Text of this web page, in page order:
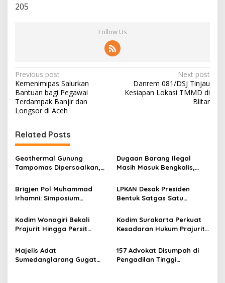
205
Follow Us
P
o
s
t
n
a
v
i
g
a
t
i
o
n
Previous post
Kemenimipas Salurkan
Bantuan bagi Pegawai
Terdampak Banjir dan
Longsor di Aceh
Next post
Danrem 081/DSJ Tinjau
Kesiapan Lokasi TMMD di
Blitar
Related Posts
Geothermal Gunung
Tampomas Dipersoalkan,
Sanggahan ke DLH Jawa
Barat
Dugaan Barang Ilegal
Masih Masuk Bengkalis,
Pengawasan Menguat
Brigjen Pol Muhammad
Irhamni: Simposium
Masukan Penting Perkuat
Penegakan Hukum
Lingkungan
LPKAN Desak Presiden
Bentuk Satgas Satu
Negara hingga Tambang
Ilegal
Kodim Wonogiri Bekali
Prajurit Hingga Persit
Ini Tujuannya
Kodim Surakarta Perkuat
Kesadaran Hukum Prajurit
Majelis Adat
Sumedanglarang Gugat
157 Advokat Disumpah di
Pengadilan Tinggi